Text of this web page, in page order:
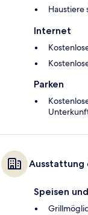
Haustiere
Internet
Parken
Ausstattung
Speisen